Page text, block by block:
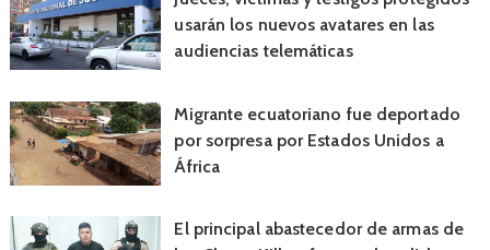
usarán los nuevos avatares en las
audiencias telemáticas
Migrante ecuatoriano fue deportado
por sorpresa por Estados Unidos a
África
El principal abastecedor de armas de